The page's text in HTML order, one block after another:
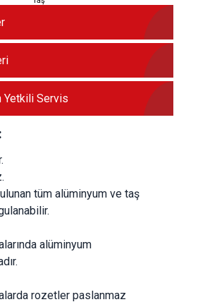
Yetkili Servis
tüm alüminyum ve taş
alüminyum
rozetler paslanmaz